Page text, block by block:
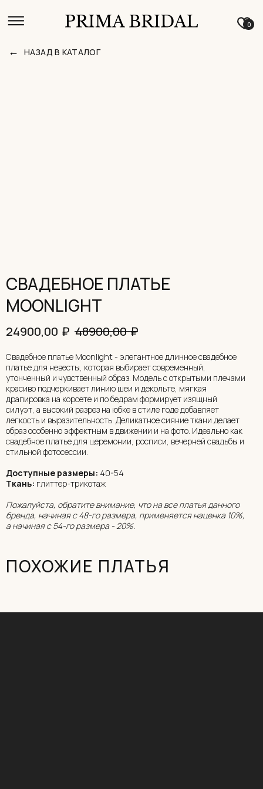
0
СВАДЕБНОЕ ПЛАТЬЕ
MOONLIGHT
24900,00 ₽ 48900,00 ₽
Свадебное платье Moonlight - элегантное длинное свадебное
платье для невесты, которая выбирает современный,
утонченный и чувственный образ. Модель с открытыми плечами
красиво подчеркивает линию шеи и декольте, мягкая
драпировка на корсете и по бедрам формирует изящный
силуэт, а высокий разрез на юбке в стиле годе добавляет
легкость и выразительность. Деликатное сияние ткани делает
образ особенно эффектным в движении и на фото. Идеально как
свадебное платье для церемонии, росписи, вечерней свадьбы и
стильной фотосессии.
Доступные размеры: 40-54
Ткань: глиттер-трикотаж
Пожалуйста, обратите внимание, что на все платья данного
бренда, начиная с 48-го размера, применяется наценка 10%,
а начиная с 54-го размера - 20%.
ПОХОЖИЕ ПЛАТЬЯ